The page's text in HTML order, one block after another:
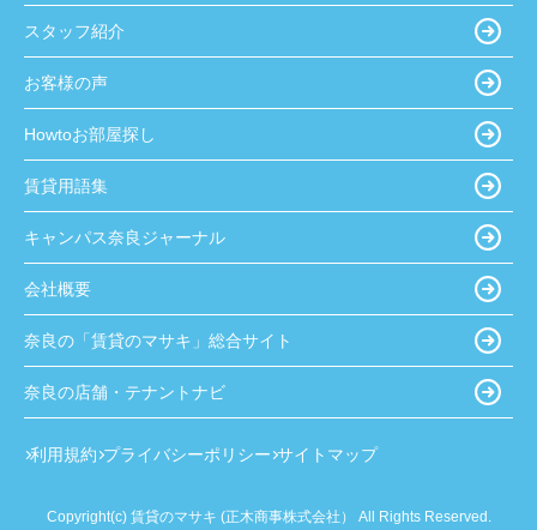
スタッフ紹介
お客様の声
Howtoお部屋探し
賃貸用語集
キャンパス奈良ジャーナル
会社概要
奈良の「賃貸のマサキ」総合サイト
奈良の店舗・テナントナビ
利用規約 プライバシーポリシー サイトマップ
Copyright(c) 賃貸のマサキ (正木商事株式会社） All Rights Reserved.